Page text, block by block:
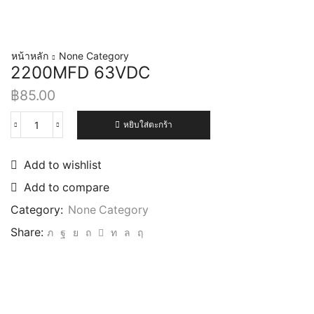
หน้าหลัก None Category
2200MFD 63VDC
฿85.00
หยิบใส่ตะกร้า
Add to wishlist
Add to compare
Category: None Category
Share: